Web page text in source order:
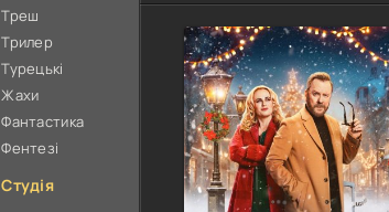
Треш
Трилер
Турецькі
Жахи
Фантастика
Фентезі
Студія